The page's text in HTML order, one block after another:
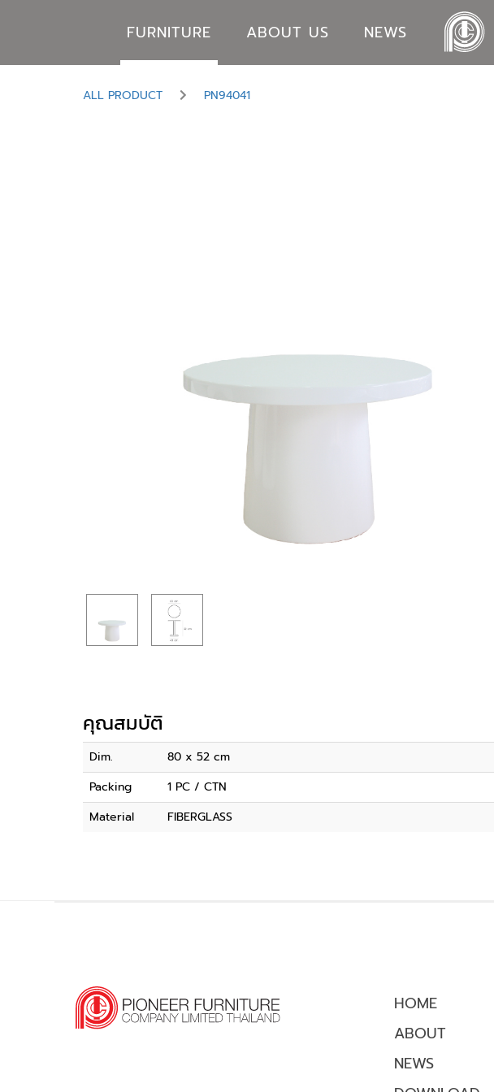
FURNITURE ABOUT US NEWS
ALL PRODUCT PN94041
คุณสมบัติ
Dim.
80 x 52 cm
Packing
1 PC / CTN
Material
FIBERGLASS
HOME
ABOUT
NEWS